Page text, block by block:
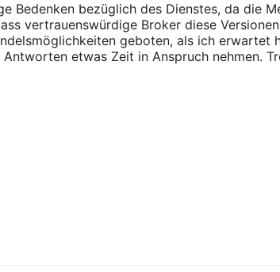
Bedenken bezüglich des Dienstes, da die
vertrauenswürdige Broker diese
geboten, als ich erwartet
etwas Zeit in Anspruch nehmen.